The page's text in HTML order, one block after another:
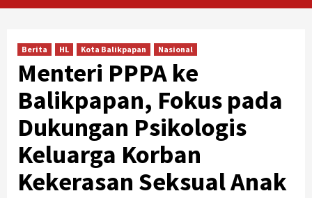
Berita HL Kota Balikpapan Nasional
Menteri PPPA ke
Balikpapan, Fokus pada
Dukungan Psikologis
Keluarga Korban
Kekerasan Seksual Anak